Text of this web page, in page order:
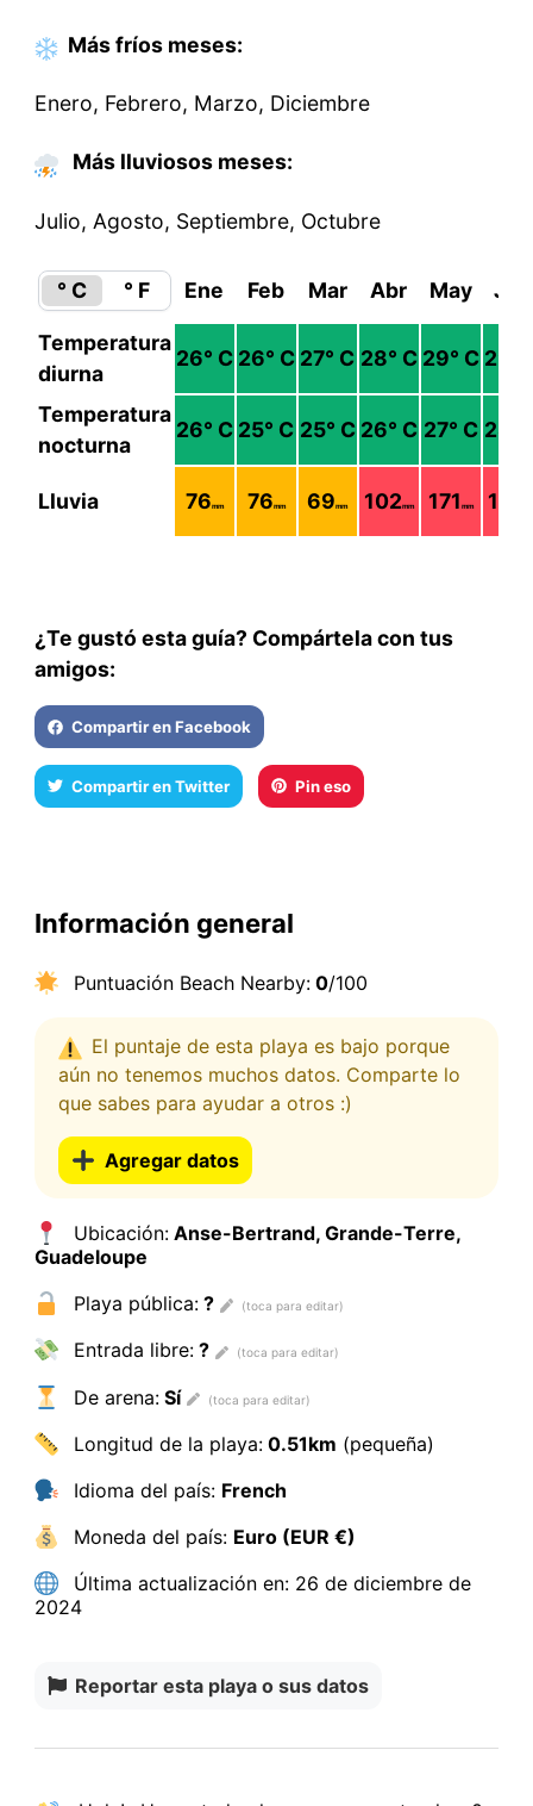
Más fríos meses:
Enero, Febrero, Marzo, Diciembre
Más lluviosos meses:
Julio, Agosto, Septiembre, Octubre
° C ° F Ene Feb Mar Abr May Jun
Temperatura
diurna
26° C 26° C 27° C 28° C 29° C 29
Temperatura
nocturna
26° C 25° C 25° C 26° C 27° C 28
Lluvia 76mm 76mm 69mm 102mm 171 mm 124
¿Te gustó esta guía? Compártela con tus
amigos:
Compartir en Facebook
Compartir en Twitter Pin eso
Información general
Puntuación Beach Nearby:0/100
El puntaje de esta playa es bajo porque
aún no tenemos muchos datos. Comparte lo
que sabes para ayudar a otros :)
Agregar datos
Ubicación:Anse-Bertrand, Grande-Terre,
Guadeloupe
Playa pública:?
Entrada libre:?
De arena:Sí
Longitud de la playa:0.51km (pequeña)
Idioma del país: French
Moneda del país: Euro (EUR €)
Última actualización en:26 de diciembre de
2024
Reportar esta playa o sus datos